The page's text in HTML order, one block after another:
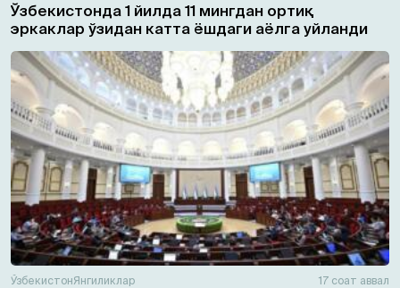
Ўзбекистонда 1 йилда 11 мингдан ортиқ
эркаклар ўзидан катта ёшдаги аёлга уйланди
ЎзбекистонЯнгиликлар 17 соат аввал